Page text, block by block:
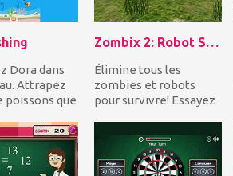
Dora dans
Attrapez
poissons que
pour...
Zombix 2: Robot Survival
Élimine tous les
zombies et robots
pour survivre! Essayez